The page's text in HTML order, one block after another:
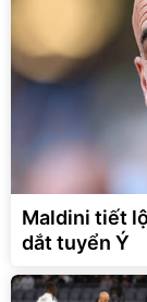
Maldini tiết
dắt tuyển Ý